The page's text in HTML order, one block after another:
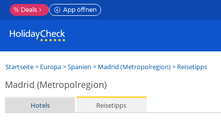
% Deals App öffnen
Startseite> Europa>Spanien > Madrid (Metropolregion)> Reisetipps
Madrid (Metropolregion)
Hotels Reisetipps